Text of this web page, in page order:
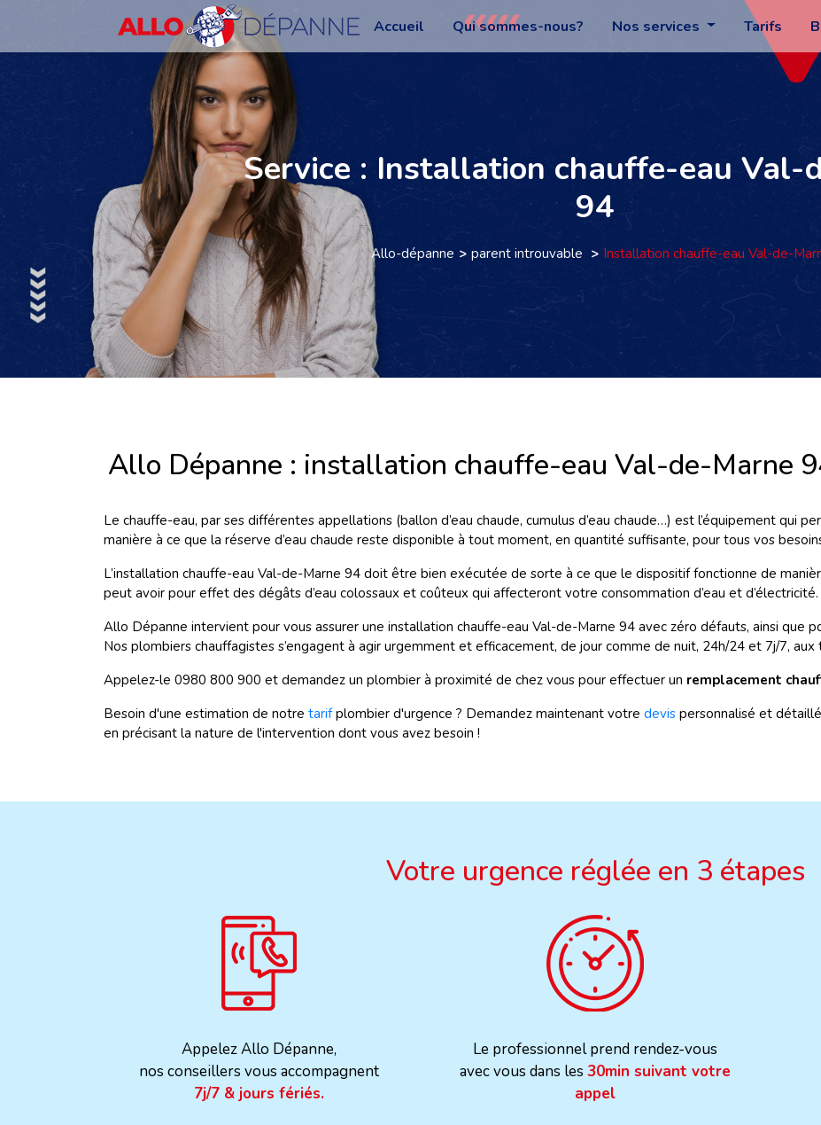
Accueil Qui sommes-nous? Nos services Tarifs
Service : Installation chauffe-eau Val-
94
Allo-dépanne parent introuvable Installation chauffe-eau Val-de-
Allo Dépanne : installation chauffe-eau Val-de-Marne
Le chauffe-eau, par ses différentes appellations (ballon d’eau chaude, cumulus d’eau chaude…) est l’équipement qui
manière à ce que la réserve d’eau chaude reste disponible à tout moment, en quantité suffisante, pour tous vos
L’installation chauffe-eau Val-de-Marne 94 doit être bien exécutée de sorte à ce que le dispositif fonctionne de
peut avoir pour effet des dégâts d’eau colossaux et coûteux qui affecteront votre consommation d’eau et d’électricité.
Allo Dépanne intervient pour vous assurer une installation chauffe-eau Val-de-Marne 94 avec zéro défauts, ainsi que
Nos plombiers chauffagistes s’engagent à agir urgemment et efficacement, de jour comme de nuit, 24h/24 et 7j/7, aux
Appelez-le 0980 800 900 et demandez un plombier à proximité de chez vous pour effectuer un remplacement
Besoin d'une estimation de notre tarifplombier d'urgence ? Demandez maintenant votre devis personnalisé et
en précisant la nature de l'intervention dont vous avez besoin !
Votre urgence réglée en 3 étapes
Appelez Allo Dépanne,
nos conseillers vous accompagnent
7j/7 & jours fériés.
Le professionnel prend rendez-vous
avec vous dans les 30min suivant votre
appel